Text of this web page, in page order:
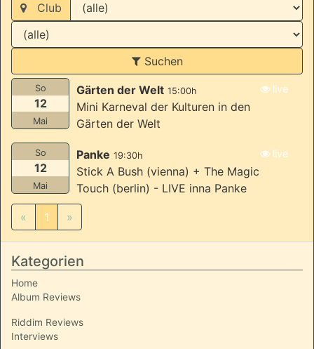
Club
Suchen
So
12
Mai
live
Gärten der Welt 15:00h
Mini Karneval der Kulturen in den
Gärten der Welt
So
12
Mai
live
Panke 19:30h
Stick A Bush (vienna) + The Magic
Touch (berlin) - LIVE inna Panke
« 1 »
Kategorien
Home
Album Reviews
Riddim Reviews
Interviews